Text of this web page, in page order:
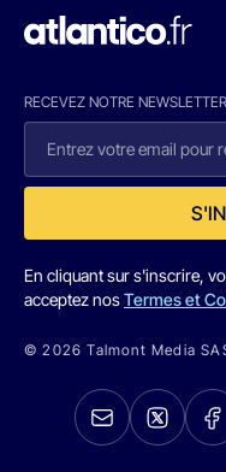
RECEVEZ NOTRE NEWSLETTER
En cliquant sur s'inscrire,
acceptez nosTermes et
© 2026 Talmont Media